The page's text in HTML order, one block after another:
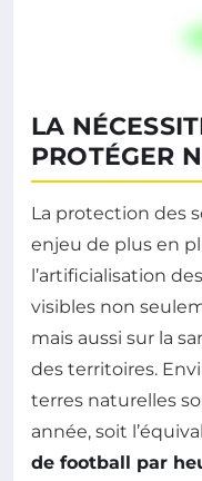
LA
PROTÉGER
La protection des
enjeu de plus en
l’artificialisation
visibles non
mais aussi sur la
des territoires.
terres naturelles
année, soit
de football par